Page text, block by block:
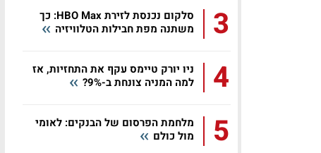
3
סלקום נכנסת לזירת HBO Max: כך
משתנה מפת חבילות הטלוויזיה
4
ניו יורק טיימס עקף את התחזיות, אז
למה המניה צונחת ב-9%?
5
מלחמת הפרסום של הבנקים: לאומי
מול כולם